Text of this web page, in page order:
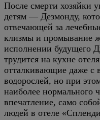
После смерти хозяйки
детям — Дезмонду,
отвечающей за
клизмы и промывание
исполнении будущего
трудится на кухне
отталкивающие даже с
водорослей, но при
наиболее нормального
впечатление, само
людей в отеле